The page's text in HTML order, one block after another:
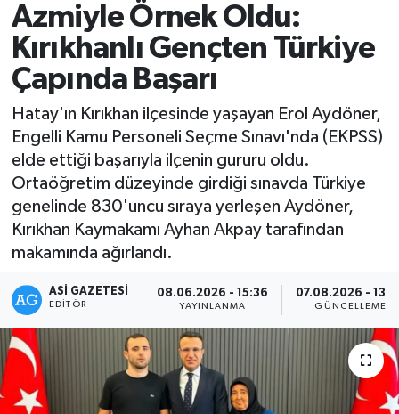
Azmiyle Örnek Oldu:
Kırıkhanlı Gençten Türkiye
Çapında Başarı
Hatay'ın Kırıkhan ilçesinde yaşayan Erol Aydöner,
Engelli Kamu Personeli Seçme Sınavı'nda (EKPSS)
elde ettiği başarıyla ilçenin gururu oldu.
Ortaöğretim düzeyinde girdiği sınavda Türkiye
genelinde 830'uncu sıraya yerleşen Aydöner,
Kırıkhan Kaymakamı Ayhan Akpay tarafından
makamında ağırlandı.
ASI GAZETESI
EDITÖR
08.06.2026 - 15:36
YAYINLANMA
07.08.2026 -
GÜNCELLEME